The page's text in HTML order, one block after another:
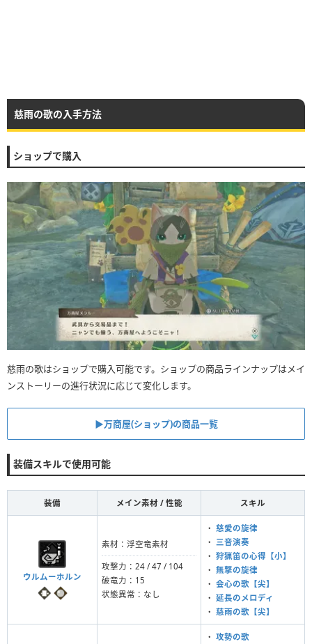
慈雨の歌の入手方法
ショップで購入
慈雨の歌はショップで購入可能です。ショップの商品ラインナップはメイ
ンストーリーの進行状況に応じて変化します。
▶︎万商屋(ショップ)の商品一覧
装備スキルで使用可能
装備 メイン素材 / 性能 スキル
ウルムーホルン
素材：浮空竜素材
攻撃力：24 / 47 / 104
破竜力：15
状態異常：なし
・ 慈愛の旋律
・ 三音演奏
・ 狩猟笛の心得【小】
・ 無撃の旋律
・ 会心の歌【尖】
・ 延長のメロディ
・ 慈雨の歌【尖】
・ 攻勢の歌